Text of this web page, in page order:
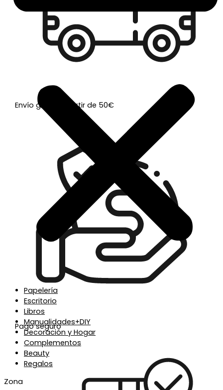
Papelería
Escritorio
Libros
Manualidades+DIY
Decoración y Hogar
Complementos
Beauty
Regalos
Zona
Envío gratis a partir de 50€
Pago seguro